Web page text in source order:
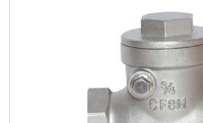
clientes, a empresa
melhores profissionais
instalações modernas,
sua confiança e boa
Euromaq Automação
resistência ao fluxo.
em sistemas de
temperatura, as
ideais para indústrias
gás e óleo, além de